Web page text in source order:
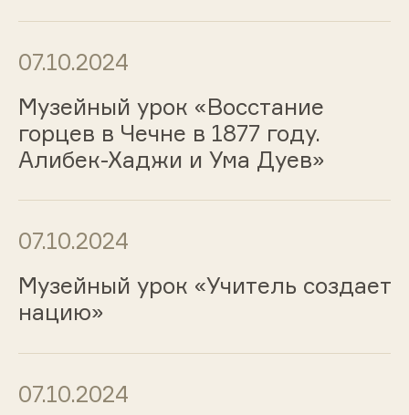
07.10.2024
Музейный урок «Восстание
горцев в Чечне в 1877 году.
Алибек-Хаджи и Ума Дуев»
07.10.2024
Музейный урок «Учитель создает
нацию»
07.10.2024